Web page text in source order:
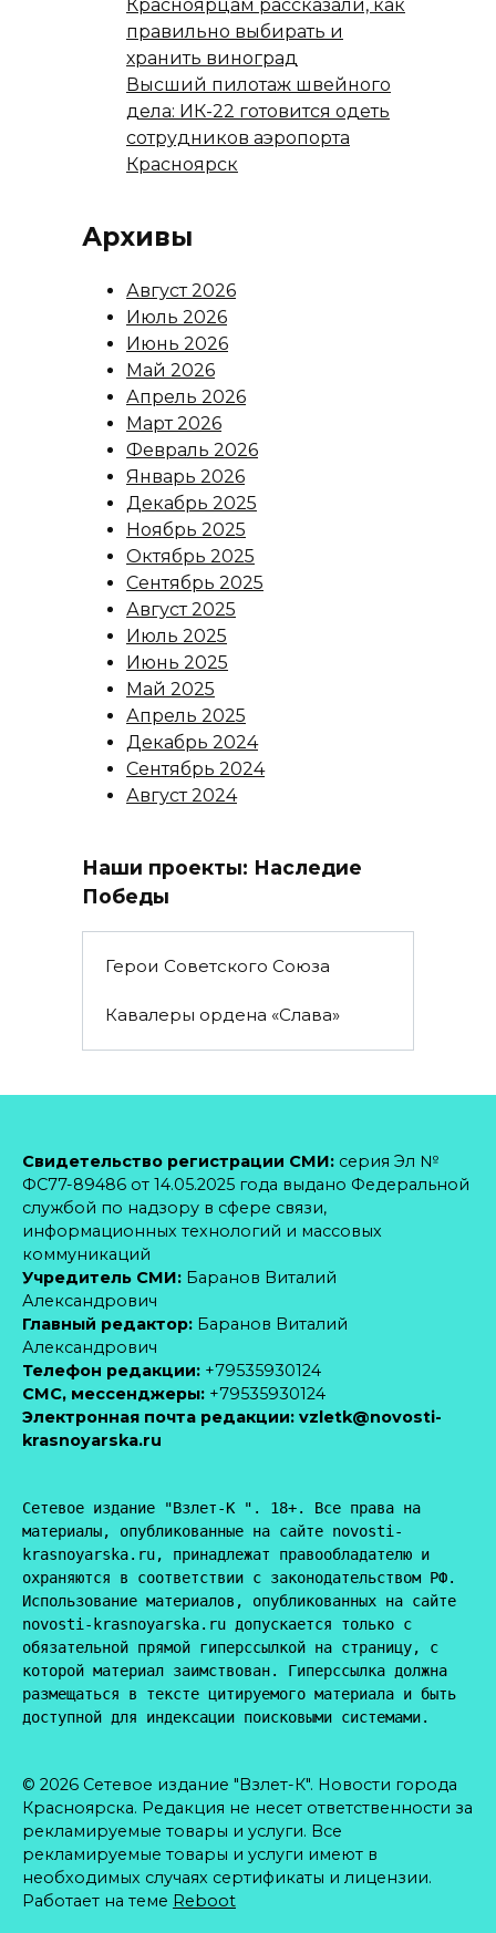
Красноярцам рассказали, как
правильно выбирать и
хранить виноград
Высший пилотаж швейного
дела: ИК-22 готовится одеть
сотрудников аэропорта
Красноярск
Архивы
Август 2026
Июль 2026
Июнь 2026
Май 2026
Апрель 2026
Март 2026
Февраль 2026
Январь 2026
Декабрь 2025
Ноябрь 2025
Октябрь 2025
Сентябрь 2025
Август 2025
Июль 2025
Июнь 2025
Май 2025
Апрель 2025
Декабрь 2024
Сентябрь 2024
Август 2024
Наши проекты: Наследие
Победы
Герои Советского Союза
Кавалеры ордена «Слава»
Свидетельство регистрации СМИ: серия Эл №
ФС77-89486 от 14.05.2025 года выдано Федеральной
службой по надзору в сфере связи,
информационных технологий и массовых
коммуникаций
Учредитель СМИ: Баранов Виталий
Александрович
Главный редактор: Баранов Виталий
Александрович
Телефон редакции: +79535930124
CМС, мессенджеры: +79535930124
Электронная почта редакции: vzletk@novosti-
krasnoyarska.ru
Сетевое издание "Взлет-К ". 18+. Все права на
материалы, опубликованные на сайте novosti-
krasnoyarska.ru, принадлежат правообладателю и
охраняются в соответствии с законодательством РФ.
Использование материалов, опубликованных на сайте
novosti-krasnoyarska.ru допускается только с
обязательной прямой гиперссылкой на страницу, с
которой материал заимствован. Гиперссылка должна
размещаться в тексте цитируемого материала и быть
доступной для индексации поисковыми системами.
© 2026 Сетевое издание "Взлет-К". Новости города
Красноярска. Редакция не несет ответственности за
рекламируемые товары и услуги. Все
рекламируемые товары и услуги имеют в
необходимых случаях сертификаты и лицензии.
Работает на теме Reboot